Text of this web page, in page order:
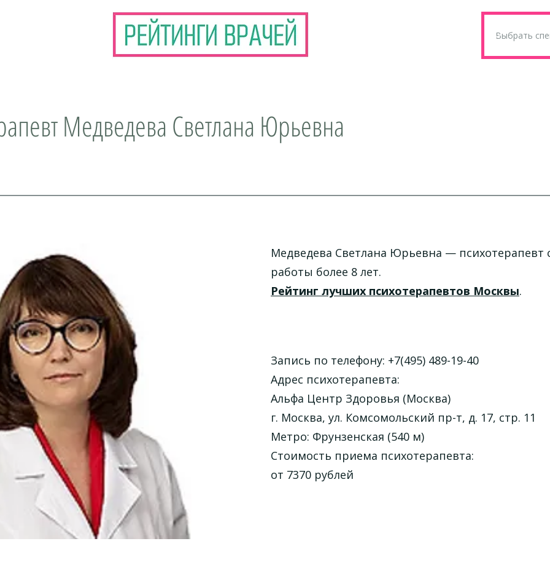
Медведева Светлана Юрьевна
Медведева Светлана Юрьевна — психотерапевт
работы более 8 лет.
Рейтинг лучших психотерапевтов Москвы.
Запись по телефону: +7(495) 489-19-40
Адрес психотерапевта:
Альфа Центр Здоровья (Москва)
г. Москва, ул. Комсомольский пр-т, д. 17, стр. 11
Метро: Фрунзенская (540 м)
Стоимость приема психотерапевта:
от 7370 рублей